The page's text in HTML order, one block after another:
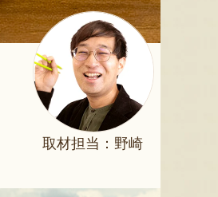
取材担当：野崎